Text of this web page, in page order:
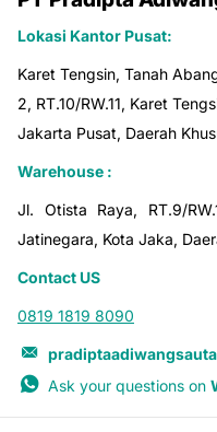
Lokasi Kantor Pusat:
Karet Tengsin, Tanah
2, RT.10/RW.11, Karet
Jakarta Pusat, Daerah
Warehouse :
Jl. Otista Raya, RT.9/
Jatinegara, Kota Jaka,
Contact US
0819 1819 8090
Ask your questions on